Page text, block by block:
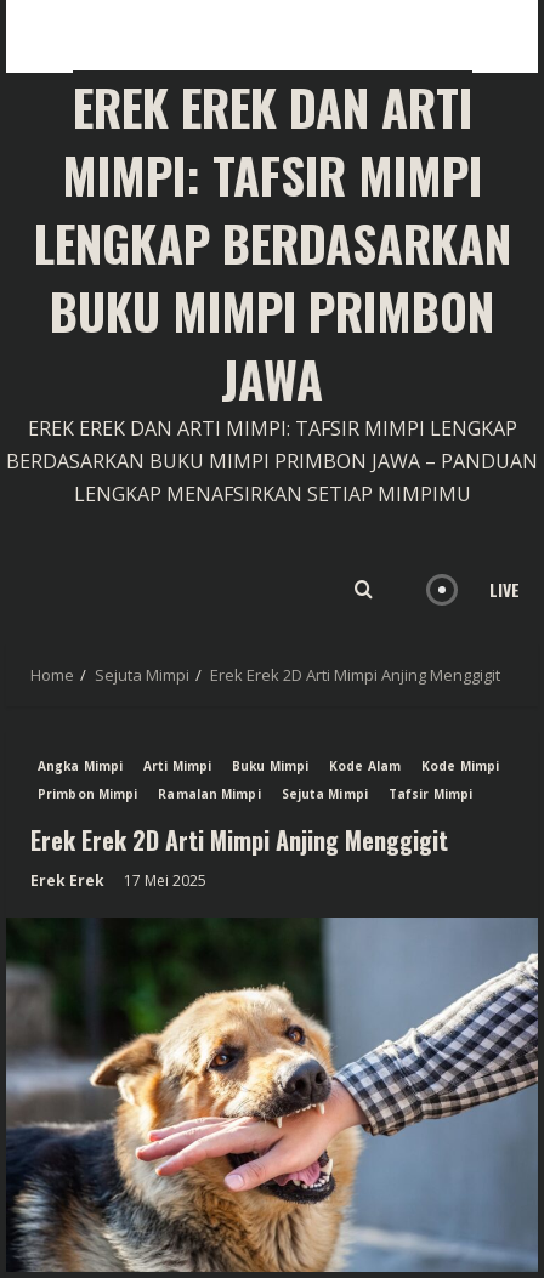
EREK EREK DAN ARTI
MIMPI: TAFSIR MIMPI
LENGKAP BERDASARKAN
BUKU MIMPI PRIMBON
JAWA
EREK EREK DAN ARTI MIMPI: TAFSIR MIMPI LENGKAP
BERDASARKAN BUKU MIMPI PRIMBON JAWA – PANDUAN
LENGKAP MENAFSIRKAN SETIAP MIMPIMU
LIVE
Home Sejuta Mimpi Erek Erek 2D Arti Mimpi Anjing Menggigit
Angka Mimpi Arti Mimpi Buku Mimpi Kode Alam
Kode Mimpi
Primbon Mimpi
Ramalan Mimpi Sejuta Mimpi Tafsir Mimpi
Erek Erek 2D Arti Mimpi Anjing Menggigit
Erek Erek 17 Mei 2025